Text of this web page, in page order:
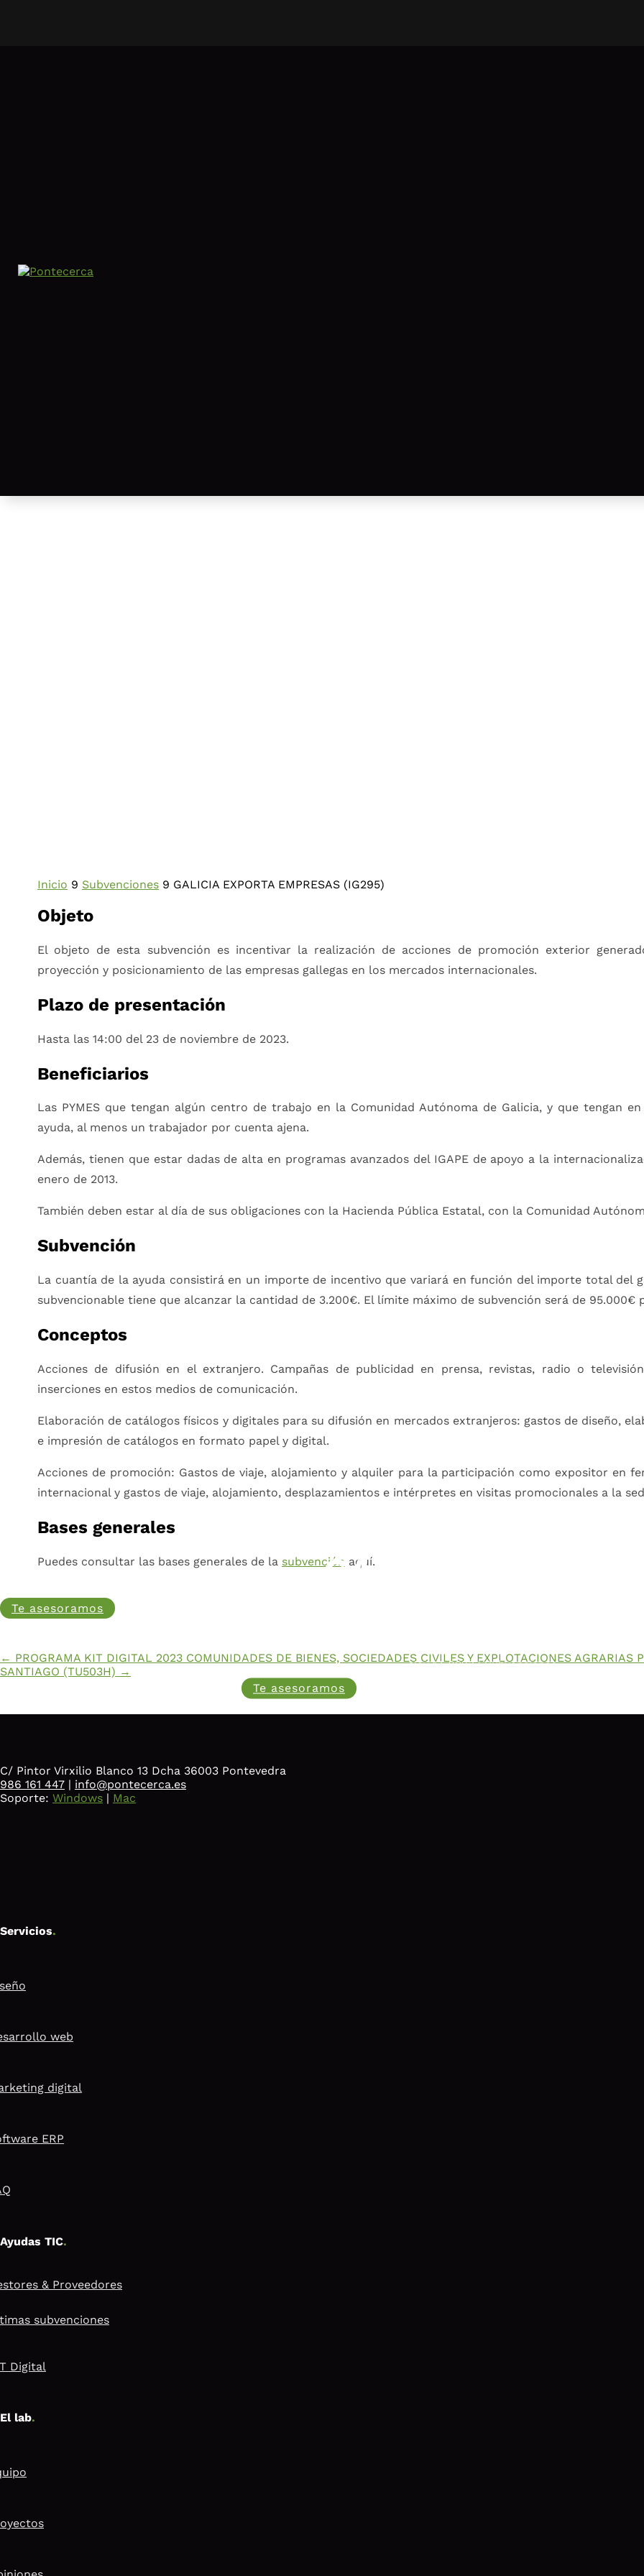
GALICIA EXPORTA
Nov 17, 2023|Subvenciones
Te asesoramos
Inicio 9 Subvenciones 9 GALICIA EXPORTA EMPRESAS (IG295)
Objeto
El objeto de esta subvención es incentivar la realización de acciones de promoción exterior
proyección y posicionamiento de las empresas gallegas en los mercados internacionales.
Plazo de presentación
Hasta las 14:00 del 23 de noviembre de 2023.
Beneficiarios
Las PYMES que tengan algún centro de trabajo en la Comunidad Autónoma de Galicia, y que tengan
ayuda, al menos un trabajador por cuenta ajena.
Además, tienen que estar dadas de alta en programas avanzados del IGAPE de apoyo a la
enero de 2013.
También deben estar al día de sus obligaciones con la Hacienda Pública Estatal, con la Comunidad
Subvención
La cuantía de la ayuda consistirá en un importe de incentivo que variará en función del importe total del
subvencionable tiene que alcanzar la cantidad de 3.200€. El límite máximo de subvención será de
Conceptos
Acciones de difusión en el extranjero. Campañas de publicidad en prensa, revistas, radio o
inserciones en estos medios de comunicación.
Elaboración de catálogos físicos y digitales para su difusión en mercados extranjeros: gastos de diseño,
e impresión de catálogos en formato papel y digital.
Acciones de promoción: Gastos de viaje, alojamiento y alquiler para la participación como expositor en
internacional y gastos de viaje, alojamiento, desplazamientos e intérpretes en visitas promocionales a la
Bases generales
Puedes consultar las bases generales de la subvención aquí.
Te asesoramos
← PROGRAMA KIT DIGITAL 2023 COMUNIDADES DE BIENES, SOCIEDADES CIVILES Y EXPLOTACIONES AGRARIAS
SANTIAGO (TU503H) →
C/ Pintor Virxilio Blanco 13 Dcha 36003 Pontevedra
986 161 447 | info@pontecerca.es
Soporte: Windows | Mac
Servicios.
web
digital
ERP
Ayudas TIC.
& Proveedores
subvenciones
Digital
El lab.